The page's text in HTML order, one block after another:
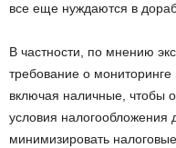
все еще нуждаются в
В частности, по мнению
требование о мониторинге
включая наличные, чтобы
условия налогообложения
минимизировать